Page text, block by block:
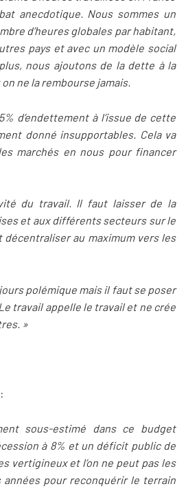
anecdotique. Nous sommes un
d’heures globales par habitant,
pays et avec un modèle social
nous ajoutons de la dette à la
ne la rembourse jamais.
d’endettement à l’issue de cette
donné insupportables. Cela va
marchés en nous pour financer
du travail. Il faut laisser de la
et aux différents secteurs sur le
au maximum vers les
polémique mais il faut se poser
travail appelle le travail et ne crée
»
:
sous-estimé dans ce budget
à 8% et un déficit public de
vertigineux et l’on ne peut pas les
années pour reconquérir le terrain